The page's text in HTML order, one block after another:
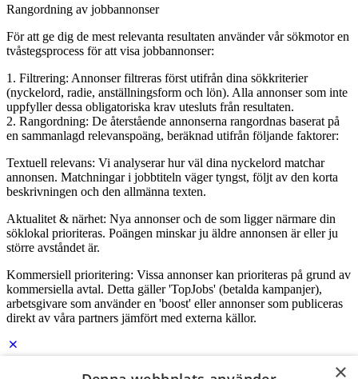
Rangordning av jobbannonser
För att ge dig de mest relevanta resultaten använder vår sökmotor en
tvåstegsprocess för att visa jobbannonser:
1. Filtrering: Annonser filtreras först utifrån dina sökkriterier
(nyckelord, radie, anställningsform och lön). Alla annonser som inte
uppfyller dessa obligatoriska krav utesluts från resultaten.
2. Rangordning: De återstående annonserna rangordnas baserat på
en sammanlagd relevanspoäng, beräknad utifrån följande faktorer:
Textuell relevans: Vi analyserar hur väl dina nyckelord matchar
annonsen. Matchningar i jobbtiteln väger tyngst, följt av den korta
beskrivningen och den allmänna texten.
Aktualitet & närhet: Nya annonser och de som ligger närmare din
söklokal prioriteras. Poängen minskar ju äldre annonsen är eller ju
större avståndet är.
Kommersiell prioritering: Vissa annonser kan prioriteras på grund av
kommersiella avtal. Detta gäller 'TopJobs' (betalda kampanjer),
arbetsgivare som använder en 'boost' eller annonser som publiceras
direkt av våra partners jämfört med externa källor.
×